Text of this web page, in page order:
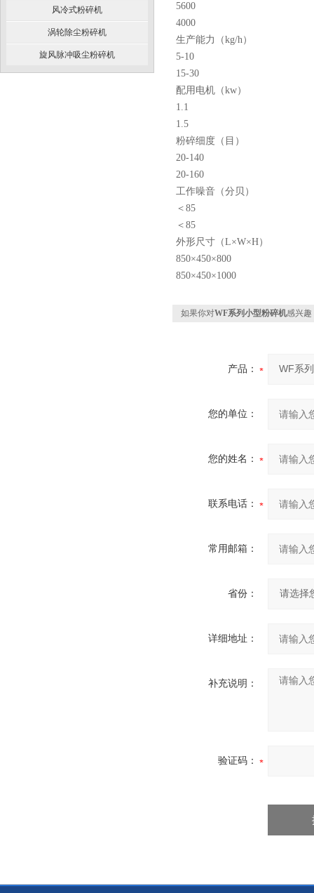
风冷式粉碎机
涡轮除尘粉碎机
旋风脉冲吸尘粉碎机
5600
4000
生产能力（kg/h）
5-10
15-30
配用电机（kw）
1.1
1.5
粉碎细度（目）
20-140
20-160
工作噪音（分贝）
＜85
＜85
外形尺寸（L×W×H）
850×450×800
850×450×1000
如果你对WF系列小型粉碎机感兴趣
产品：
您的单位：
您的姓名：
联系电话：
常用邮箱：
省份：
详细地址：
补充说明：
验证码：